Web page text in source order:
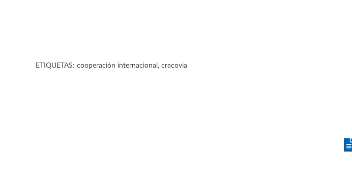
ETIQUETAS: cooperación internacional , cracovia